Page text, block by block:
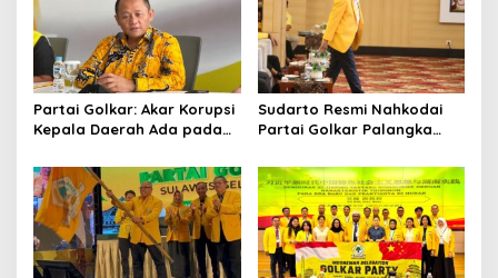
Partai Golkar: Akar Korupsi
Kepala Daerah Ada pada
Pilkada
Sudarto Resmi Nahkodai
Partai Golkar Palangka
Semakin Solid dan
Dipercaya Rakyat